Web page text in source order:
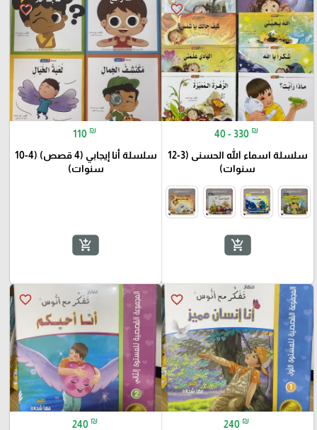
favorite_border
40 - 330 ₪
سلسلة اسماء الله الحسنى (3-12
سنوات)
add_shopping_cart
favorite_border
110 ₪
سلسلة أنا إيجابي (4 قصص) (4-10
سنوات)
add_shopping_cart
favorite_border
240 ₪
favorite_border
240 ₪